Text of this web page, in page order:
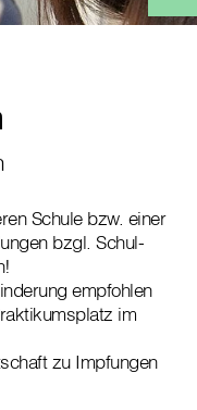
Schule bzw. einer
bzgl. Schul-
empfohlen
im
zu Impfungen